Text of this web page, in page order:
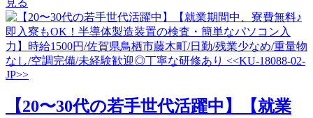
【20〜30代の若手世代活躍中】【就業